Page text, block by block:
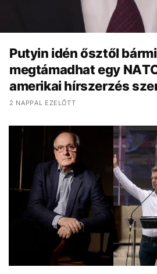
Putyin idén ősztől
megtámadhat egy
amerikai hírszerzés
2 NAPPAL EZELŐTT